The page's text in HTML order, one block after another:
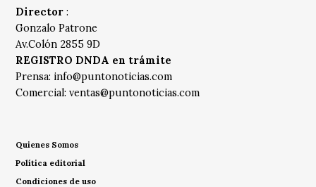
Director :
Gonzalo Patrone
Av.Colón 2855 9D
REGISTRO DNDA en trámite
Prensa: info@puntonoticias.com
Comercial:ventas@puntonoticias.com
Quienes Somos
Política editorial
Condiciones de uso